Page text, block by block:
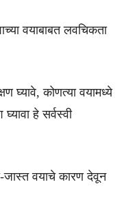
वयाबाबत लवचिकता
घ्यावे, कोणत्या वयामध्ये
हे सर्वस्वी
जास्त वयाचे कारण देवून